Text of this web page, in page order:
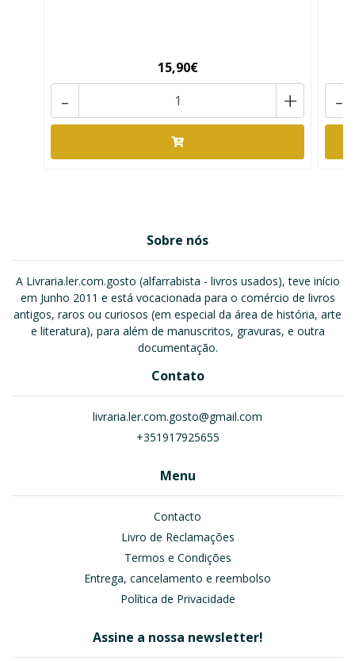
15,90€
+
- -
Sobre nós
A Livraria.ler.com.gosto (alfarrabista - livros usados), teve início
em Junho 2011 e está vocacionada para o comércio de livros
antigos, raros ou curiosos (em especial da área de história, arte
e literatura), para além de manuscritos, gravuras, e outra
documentação.
Contato
livraria.ler.com.gosto@gmail.com
+351917925655
Menu
Contacto
Livro de Reclamações
Termos e Condições
Entrega, cancelamento e reembolso
Política de Privacidade
Assine a nossa newsletter!